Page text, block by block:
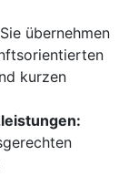
Sie übernehmen
kurzen